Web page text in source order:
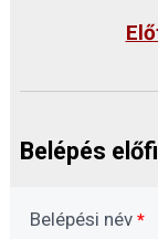
Belépés
Belépési név *